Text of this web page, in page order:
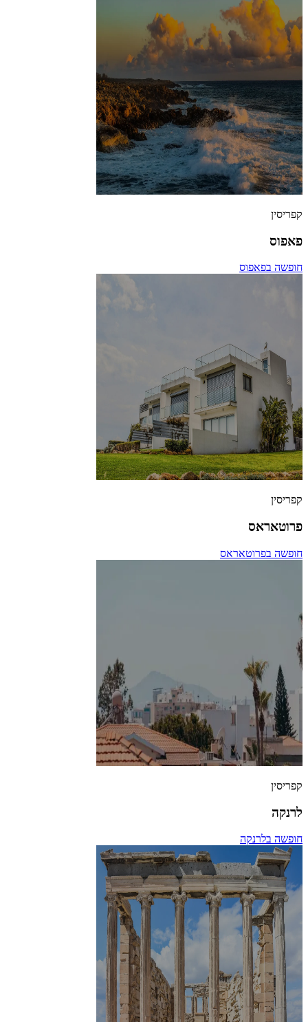
קפריסין
פאפוס
חופשה בפאפוס
קפריסין
פרוטאראס
חופשה בפרוטאראס
קפריסין
לרנקה
חופשה בלרנקה